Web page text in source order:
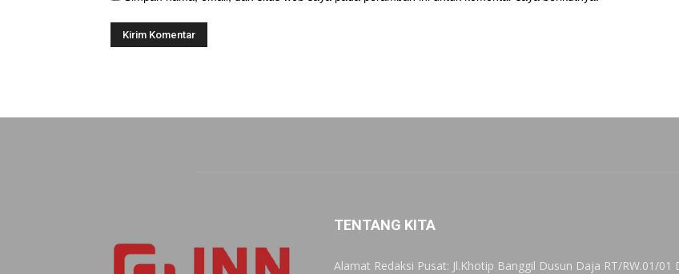
TENTANG KITA
Alamat Redaksi Pusat: Jl.Khotip Banggil Dusun Daja RT/RW.01/